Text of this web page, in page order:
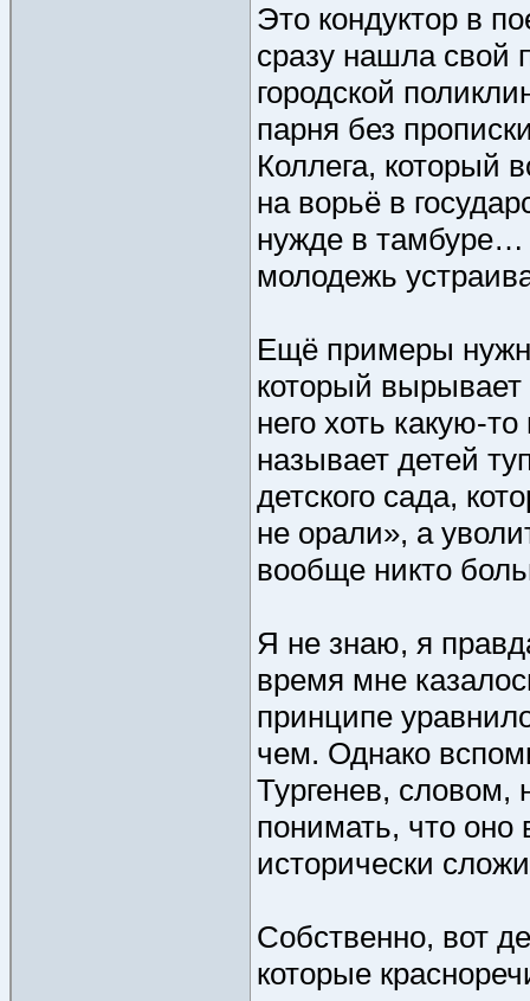
Это кондуктор в
сразу нашла свой
городской
парня без
Коллега, который
на ворьё в
нужде в тамбуре…
молодежь
Ещё примеры
который
него хоть какую-
называет детей
детского сада,
не орали», а
вообще никто
Я не знаю, я
время мне
принципе
чем. Однако
Тургенев, словом,
понимать, что
исторически
Собственно, вот
которые